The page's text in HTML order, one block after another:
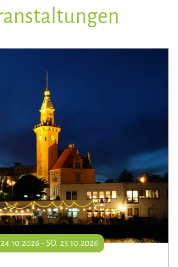
- SO. 25.10.2026